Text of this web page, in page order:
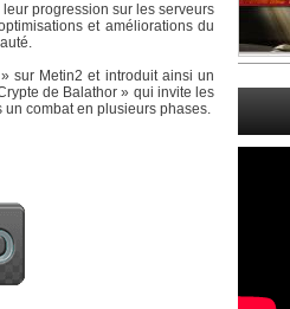
progression sur les serveurs
et améliorations du
sur Metin2 et introduit ainsi un
de Balathor » qui invite les
combat en plusieurs phases.